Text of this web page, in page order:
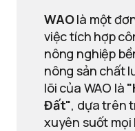
WAOlà một
việc tích hợp
nông nghiệp
nông sản chất
lõi của WAO là
Đất", dựa trên
xuyên suốt